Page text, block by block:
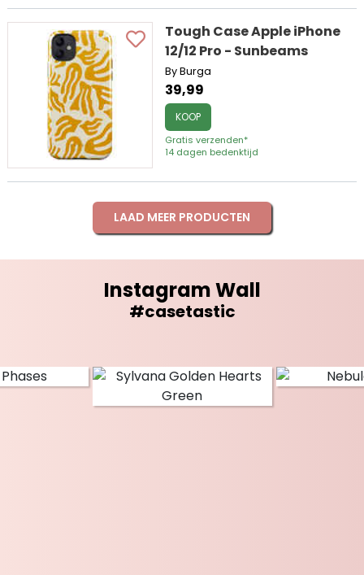
Tough Case Apple iPhone
12/12 Pro - Sunbeams
By Burga
39,99
KOOP
Gratis verzenden*
14 dagen bedenktijd
LAAD MEER PRODUCTEN
Instagram Wall
#casetastic